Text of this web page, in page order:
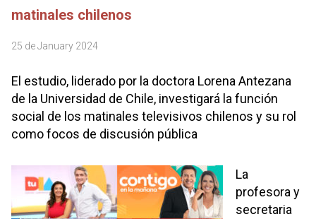
matinales chilenos
25 de January 2024
El estudio, liderado por la doctora Lorena Antezana
de la Universidad de Chile, investigará la función
social de los matinales televisivos chilenos y su rol
como focos de discusión pública
La
profesora y
secretaria